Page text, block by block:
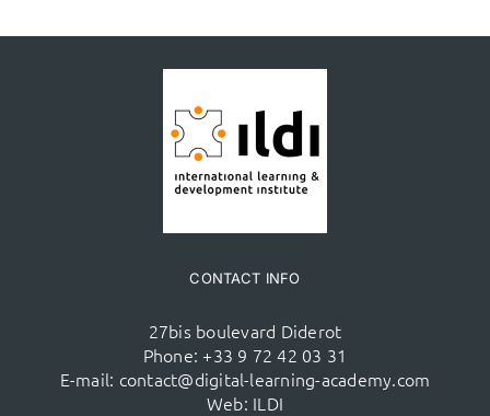
CONTACT INFO
27bis boulevard Diderot
Phone: +33 9 72 42 03 31
E-mail: contact@digital-learning-academy.com
Web: ILDI